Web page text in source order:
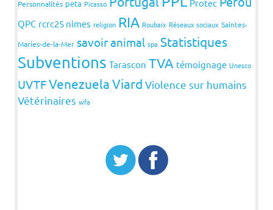
Personnalités peta Picasso Protec
QPC rcrc25 nimes religion RIA Roubaix Réseaux sociaux Saintes-
Maries-de-la-Mer savoir animal spa Statistiques
Subventions Tarascon TVA témoignage Unesco
UVTFVenezuelaViard Violence sur humains
Vétérinaires wfa